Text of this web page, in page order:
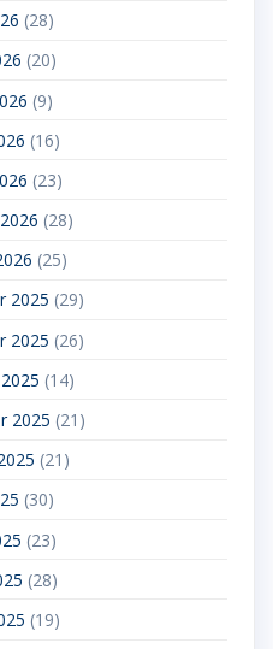
(28)
(20)
(9)
(16)
(23)
(28)
(25)
2025 (29)
2025 (26)
(14)
2025 (21)
(21)
(30)
(23)
(28)
(19)